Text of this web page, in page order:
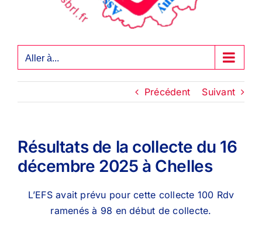
Aller à...
Précédent Suivant
Résultats de la collecte du 16
décembre 2025 à Chelles
L’EFS avait prévu pour cette collecte 100 Rdv
ramenés à 98 en début de collecte.